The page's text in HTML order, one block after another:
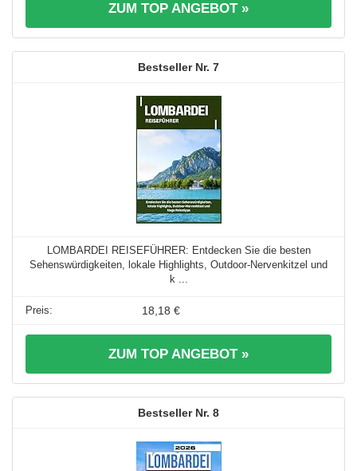
ZUM TOP ANGEBOT »
7
LOMBARDEI REISEFÜHRER: Entdecken Sie die besten
Sehenswürdigkeiten, lokale Highlights, Outdoor-Nervenkitzel und
k ...
18,18 €
ZUM TOP ANGEBOT »
8